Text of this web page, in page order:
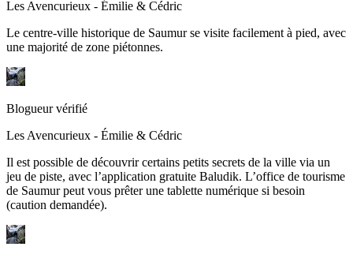
Les Avencurieux - Émilie & Cédric
Le centre-ville historique de Saumur se visite facilement à pied, avec
une majorité de zone piétonnes.
Blogueur vérifié
Les Avencurieux - Émilie & Cédric
Il est possible de découvrir certains petits secrets de la ville via un
jeu de piste, avec l’application gratuite Baludik. L’office de tourisme
de Saumur peut vous prêter une tablette numérique si besoin
(caution demandée).